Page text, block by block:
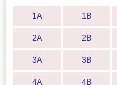
1A 1B
2A 2B
3A 3B
4A 4B